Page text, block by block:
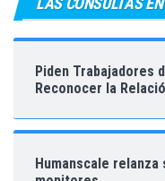
Piden Trabajadores
Reconocer la
Humanscale